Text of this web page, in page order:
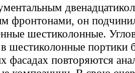
фронтонами, он
шестиколонные.
в шестиколонные портики
фасадах повторяются